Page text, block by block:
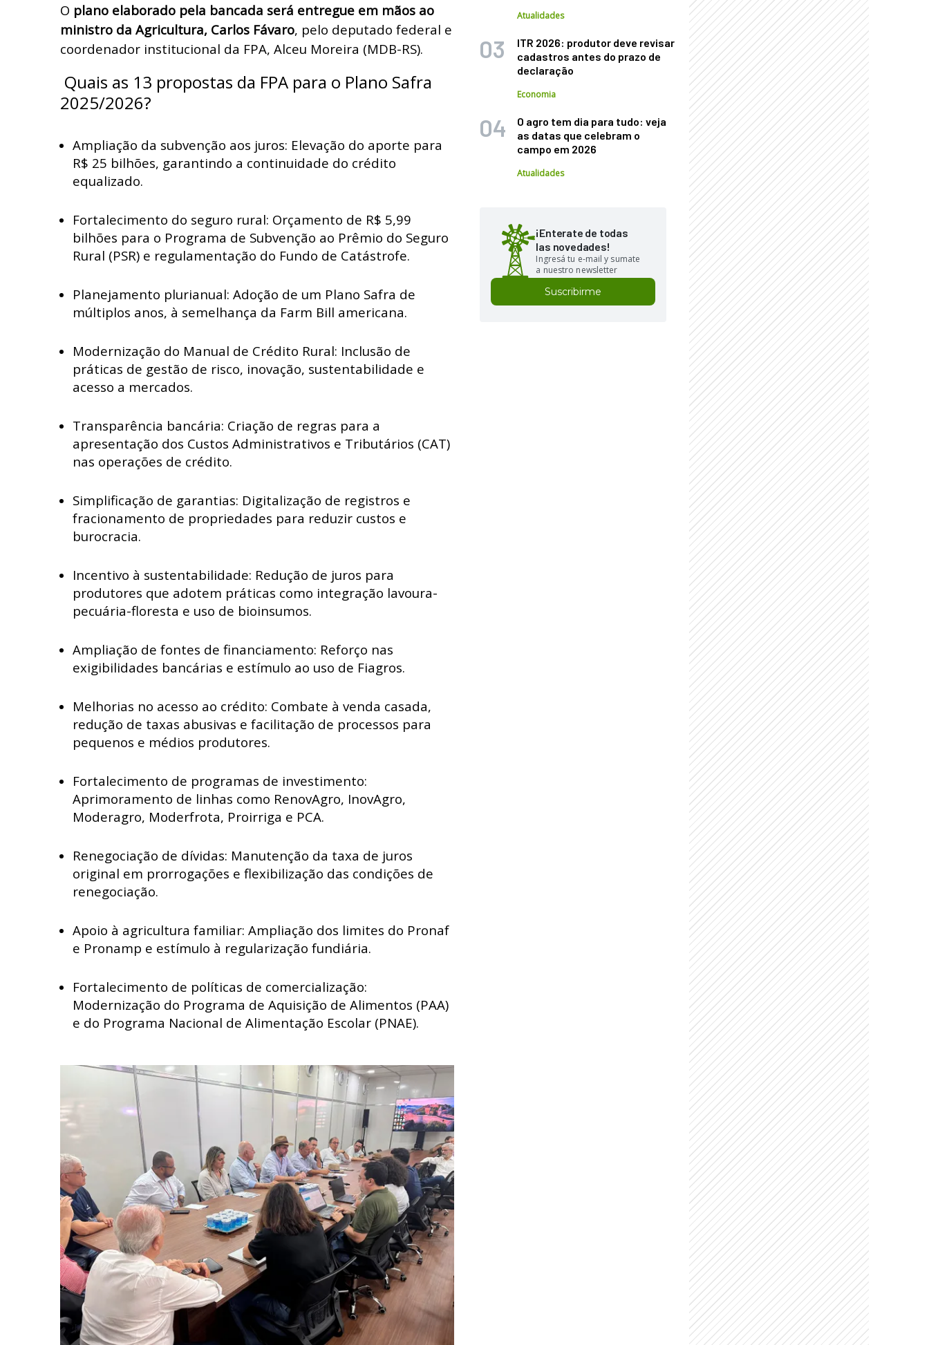
O plano elaborado pela bancada será entregue em mãos ao
ministro da Agricultura, Carlos Fávaro, pelo deputado federal e
coordenador institucional da FPA, Alceu Moreira (MDB-RS).
Quais as 13 propostas da FPA para o Plano Safra
2025/2026?
Ampliação da subvenção aos juros: Elevação do aporte para
R$ 25 bilhões, garantindo a continuidade do crédito
equalizado.
Fortalecimento do seguro rural: Orçamento de R$ 5,99
bilhões para o Programa de Subvenção ao Prêmio do Seguro
Rural (PSR) e regulamentação do Fundo de Catástrofe.
Planejamento plurianual: Adoção de um Plano Safra de
múltiplos anos, à semelhança da Farm Bill americana.
Modernização do Manual de Crédito Rural: Inclusão de
práticas de gestão de risco, inovação, sustentabilidade e
acesso a mercados.
Transparência bancária: Criação de regras para a
apresentação dos Custos Administrativos e Tributários (CAT)
nas operações de crédito.
Simplificação de garantias: Digitalização de registros e
fracionamento de propriedades para reduzir custos e
burocracia.
Incentivo à sustentabilidade: Redução de juros para
produtores que adotem práticas como integração lavoura-
pecuária-floresta e uso de bioinsumos.
Ampliação de fontes de financiamento: Reforço nas
exigibilidades bancárias e estímulo ao uso de Fiagros.
Melhorias no acesso ao crédito: Combate à venda casada,
redução de taxas abusivas e facilitação de processos para
pequenos e médios produtores.
Fortalecimento de programas de investimento:
Aprimoramento de linhas como RenovAgro, InovAgro,
Moderagro, Moderfrota, Proirriga e PCA.
Renegociação de dívidas: Manutenção da taxa de juros
original em prorrogações e flexibilização das condições de
renegociação.
Apoio à agricultura familiar: Ampliação dos limites do Pronaf
e Pronamp e estímulo à regularização fundiária.
Fortalecimento de políticas de comercialização:
Modernização do Programa de Aquisição de Alimentos (PAA)
e do Programa Nacional de Alimentação Escolar (PNAE).
Atualidades
ITR 2026: produtor deve revisar
cadastros antes do prazo de
declaração
Economia
O agro tem dia para tudo: veja
as datas que celebram o
campo em 2026
Atualidades
¡Enterate de todas
las novedades!
Ingresá tu e-mail y sumate
a nuestro newsletter
Suscribirme